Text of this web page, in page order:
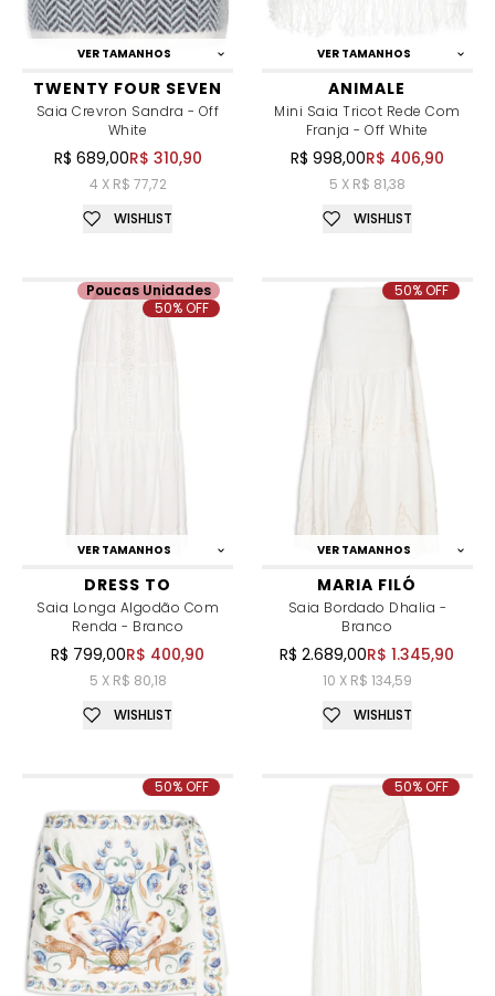
VER TAMANHOS
TWENTY FOUR SEVEN
Saia Crevron Sandra - Off
White
R$ 689,00R$ 310,90
4 X R$ 77,72
WISHLIST
VER TAMANHOS
ANIMALE
Mini Saia Tricot Rede Com
Franja - Off White
R$ 998,00R$ 406,90
5 X R$ 81,38
WISHLIST
VER TAMANHOS
DRESS TO
Saia Longa Algodão Com
Renda - Branco
R$ 799,00R$ 400,90
5 X R$ 80,18
Poucas Unidades
50% OFF
WISHLIST
VER TAMANHOS
MARIA FILÓ
Saia Bordado Dhalia -
Branco
R$ 2.689,00R$ 1.345,90
10 X R$ 134,59
50% OFF
WISHLIST
50% OFF 50% OFF